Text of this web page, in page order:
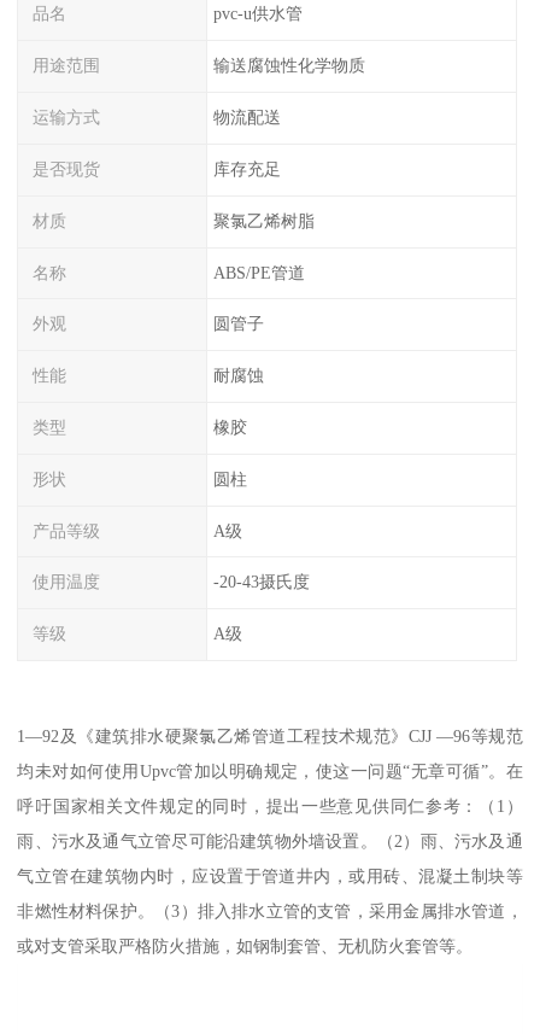
品名 pvc-u供水管
用途范围 输送腐蚀性化学物质
运输方式 物流配送
是否现货 库存充足
材质 聚氯乙烯树脂
名称 ABS/PE管道
外观 圆管子
性能 耐腐蚀
类型 橡胶
形状 圆柱
产品等级 A级
使用温度 -20-43摄氏度
等级 A级
1—92及《建筑排水硬聚氯乙烯管道工程技术规范》CJJ —96等规范
均未对如何使用Upvc管加以明确规定，使这一问题“无章可循”。在
呼吁国家相关文件规定的同时，提出一些意见供同仁参考：（1）
雨、污水及通气立管尽可能沿建筑物外墙设置。（2）雨、污水及通
气立管在建筑物内时，应设置于管道井内，或用砖、混凝土制块等
非燃性材料保护。（3）排入排水立管的支管，采用金属排水管道，
或对支管采取严格防火措施，如钢制套管、无机防火套管等。